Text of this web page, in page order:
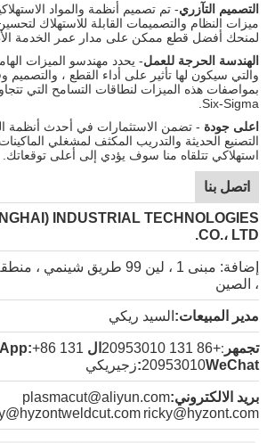
التصميم التآزري- تم تصميم أنظمة والمواد
ميزات النظام والتصميمات القابلة للاستهلاك
لمنحك أفضل قطع ممكن على مدار عمر الخدمة
الهندسة الحرجة للعمل- يحدد مهندسو الميزات
والتي سيكون لها تأثير على أداء القطع ، والتصميم
بمواصفات هذه الميزات لنطاقات التسامح التي
Six-Sigma.
اعلى جودة - تضمن الاستثمارات في أحدث أنظمة
التصنيع الحديثة والتدريب المكثف لمشغلي
استهلاكي تتلقاه منا سوف يؤدي إلى أعلى توقعاتك.
اتصل بنا
INDUSTRIAL TECHNOLOGIES
CO.، LTD.
إضافة: مبنى 1 ، لين 99 طريق
، الصين
مدير المبيعات: السيد ريكي
تجمهر :
+86 131 20953010 ال WhatsApp: +86 131
20953010WeChat: زجيريكي
بريد الالكتروني:plasmacut@aliyun.com
ricky@hyzont.com